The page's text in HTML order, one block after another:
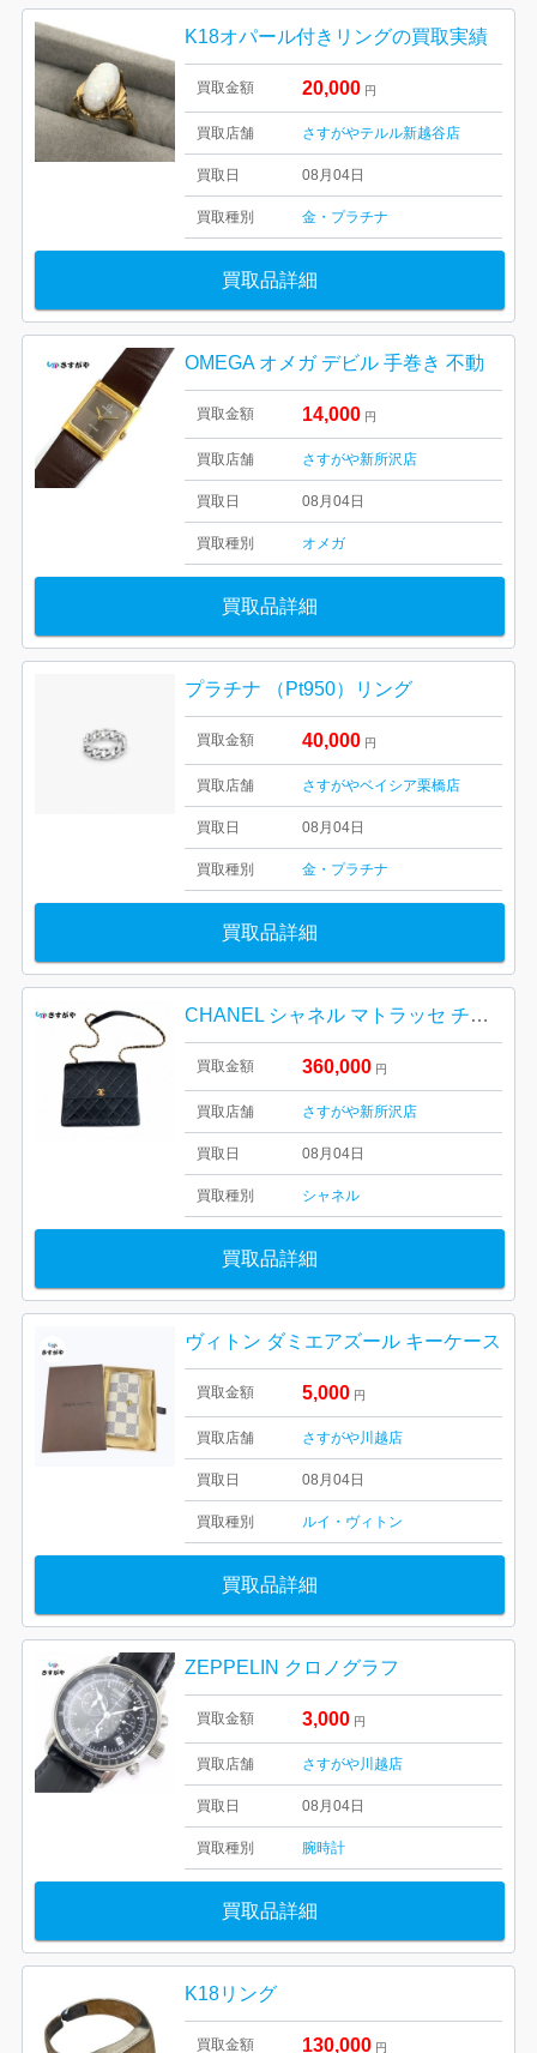
K18オパール付きリングの買取実績
買取金額 20,000 円
買取店舗 さすがやテルル新越谷店
買取日 08月04日
買取種別 金・プラチナ
買取品詳細
OMEGA オメガ デビル 手巻き 不動
買取金額 14,000 円
買取店舗 さすがや新所沢店
買取日 08月04日
買取種別 オメガ
買取品詳細
プラチナ （Pt950）リング
買取金額 40,000 円
買取店舗 さすがやベイシア栗橋店
買取日 08月04日
買取種別 金・プラチナ
買取品詳細
CHANEL シャネル マトラッセ チェーンショルダー バッグ キャビアスキン 年代物
買取金額 360,000 円
買取店舗 さすがや新所沢店
買取日 08月04日
買取種別 シャネル
買取品詳細
ヴィトン ダミエアズール キーケース
買取金額 5,000 円
買取店舗 さすがや川越店
買取日 08月04日
買取種別 ルイ・ヴィトン
買取品詳細
ZEPPELIN クロノグラフ
買取金額 3,000 円
買取店舗 さすがや川越店
買取日 08月04日
買取種別 腕時計
買取品詳細
K18リング
買取金額 130,000 円